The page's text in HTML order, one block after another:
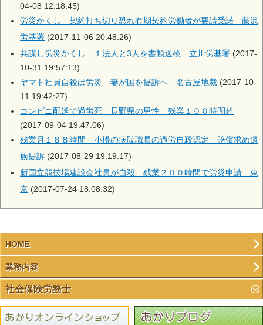
04-08 12:18:45)
労災かくし 契約打ち切り恐れ有期契約労働者が要請受諾 藤沢
労基署 (2017-11-06 20:48:26)
共謀し労災かくし １法人と3人を書類送検 立川労基署 (2017-
10-31 19:57:13)
ヤマト社員自殺は労災 妻が国を提訴へ 名古屋地裁 (2017-10-
11 19:42:27)
コンビニ配送で過労死 長野県の男性 残業１００時間超
(2017-09-04 19:47:06)
残業月１８８時間 小樽の病院職員の過労自殺認定 賠償求め遺
族提訴 (2017-08-29 19:19:17)
新国立競技場建設会社員が自殺 残業２００時間で労災申請 東
京 (2017-07-24 18:08:32)
HOME
業務内容
社会保険労務士